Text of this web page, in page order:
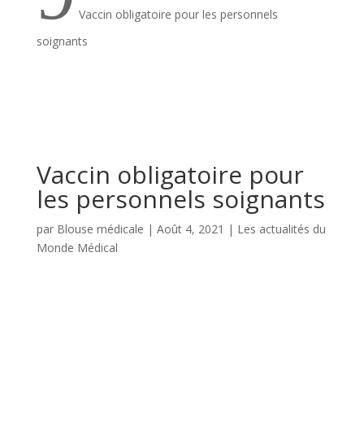
Vaccin obligatoire pour les personnels
soignants
Vaccin obligatoire pour
les personnels soignants
par Blouse médicale | Août 4, 2021 | Les actualités du
Monde Médical